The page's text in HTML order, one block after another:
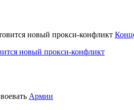
новый прокси-конфликт
Армии